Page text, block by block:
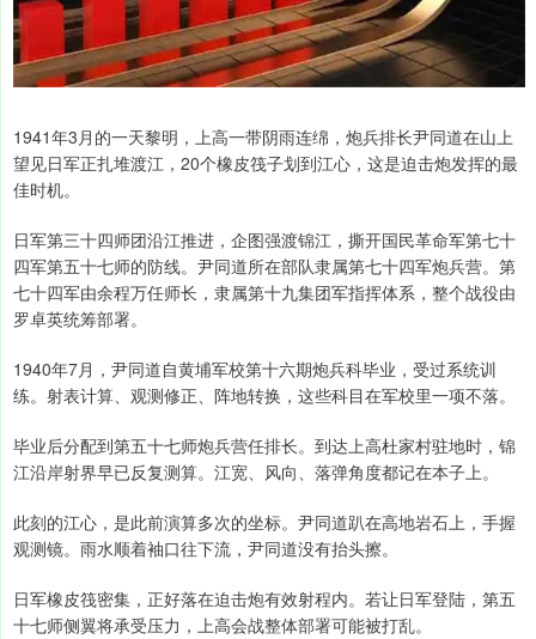
1941年3月的一天黎明，上高一带阴雨连绵，炮兵排长尹同道在山上
望见日军正扎堆渡江，20个橡皮筏子划到江心，这是迫击炮发挥的最
佳时机。
日军第三十四师团沿江推进，企图强渡锦江，撕开国民革命军第七十
四军第五十七师的防线。尹同道所在部队隶属第七十四军炮兵营。第
七十四军由余程万任师长，隶属第十九集团军指挥体系，整个战役由
罗卓英统筹部署。
1940年7月，尹同道自黄埔军校第十六期炮兵科毕业，受过系统训
练。射表计算、观测修正、阵地转换，这些科目在军校里一项不落。
毕业后分配到第五十七师炮兵营任排长。到达上高杜家村驻地时，锦
江沿岸射界早已反复测算。江宽、风向、落弹角度都记在本子上。
此刻的江心，是此前演算多次的坐标。尹同道趴在高地岩石上，手握
观测镜。雨水顺着袖口往下流，尹同道没有抬头擦。
日军橡皮筏密集，正好落在迫击炮有效射程内。若让日军登陆，第五
十七师侧翼将承受压力，上高会战整体部署可能被打乱。